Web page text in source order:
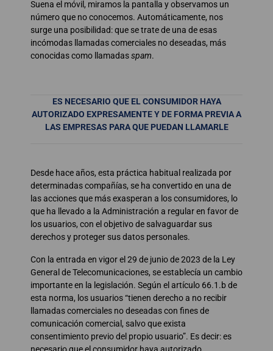
Suena el móvil, miramos la pantalla y observamos un
número que no conocemos. Automáticamente, nos
surge una posibilidad: que se trate de una de esas
incómodas llamadas comerciales no deseadas, más
conocidas como llamadasspam.
ES NECESARIO QUE EL CONSUMIDOR HAYA
AUTORIZADO EXPRESAMENTE Y DE FORMA PREVIA A
LAS EMPRESAS PARA QUE PUEDAN LLAMARLE
Desde hace años, esta práctica habitual realizada por
determinadas compañías, se ha convertido en una de
las acciones que más exasperan a los consumidores, lo
que ha llevado a la Administración a regular en favor de
los usuarios, con el objetivo de salvaguardar sus
derechos y proteger sus datos personales.
Con la entrada en vigor el 29 de junio de 2023 de la Ley
General de Telecomunicaciones, se establecía un cambio
importante en la legislación. Según el artículo 66.1.b de
esta norma, los usuarios “tienen derecho a no recibir
llamadas comerciales no deseadas con fines de
comunicación comercial, salvo que exista
consentimiento previo del propio usuario”. Es decir: es